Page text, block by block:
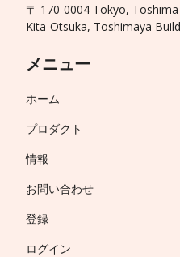
〒 170-0004 Tokyo,
Kita-Otsuka, Toshimaya
メニュー
ホーム
プロダクト
情報
お問い合わせ
登録
ログイン